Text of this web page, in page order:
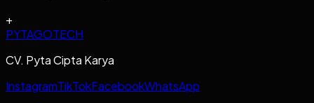
+
PYTAGOTECH
CV. Pyta Cipta Karya
InstagramTikTokFacebookWhatsApp